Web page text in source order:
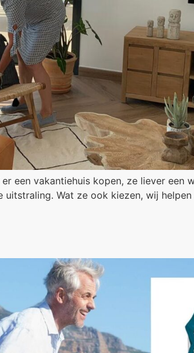
een vakantiehuis kopen, ze liever een
Wat ze ook kiezen, wij